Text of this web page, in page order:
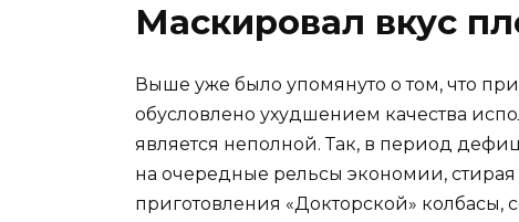
Маскировал вкус
Выше уже было упомянуто о том, что
обусловлено ухудшением качества
является неполной. Так, в период
на очередные рельсы экономии,
приготовления «Докторской» колбасы,